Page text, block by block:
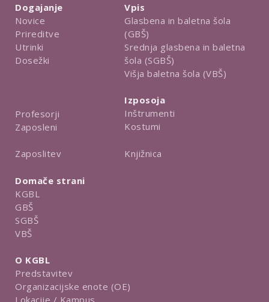
Dogajanje
Novice
Prireditve
Utrinki
Dosežki
Profesorji
Zaposleni
Zaposlitev
Vpis
Glasbena in baletna šola
(GBŠ)
Srednja glasbena in baletna
šola (SGBŠ)
Višja baletna šola (VBŠ)
Izposoja
Inštrumenti
Kostumi
Knjižnica
Domače strani
KGBL
GBŠ
SGBŠ
VBŠ
O KGBL
Predstavitev
Organizacijske enote (OE)
Lokacije / Kampus